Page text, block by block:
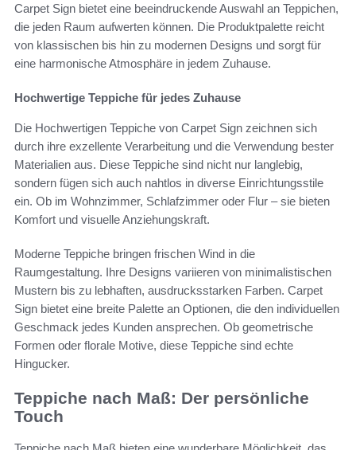
Carpet Sign bietet eine beeindruckende Auswahl an Teppichen,
die jeden Raum aufwerten können. Die Produktpalette reicht
von klassischen bis hin zu modernen Designs und sorgt für
eine harmonische Atmosphäre in jedem Zuhause.
Hochwertige Teppiche für jedes Zuhause
Die Hochwertigen Teppiche von Carpet Sign zeichnen sich
durch ihre exzellente Verarbeitung und die Verwendung bester
Materialien aus. Diese Teppiche sind nicht nur langlebig,
sondern fügen sich auch nahtlos in diverse Einrichtungsstile
ein. Ob im Wohnzimmer, Schlafzimmer oder Flur – sie bieten
Komfort und visuelle Anziehungskraft.
Moderne Teppiche bringen frischen Wind in die
Raumgestaltung. Ihre Designs variieren von minimalistischen
Mustern bis zu lebhaften, ausdrucksstarken Farben. Carpet
Sign bietet eine breite Palette an Optionen, die den individuellen
Geschmack jedes Kunden ansprechen. Ob geometrische
Formen oder florale Motive, diese Teppiche sind echte
Hingucker.
Teppiche nach Maß: Der persönliche
Touch